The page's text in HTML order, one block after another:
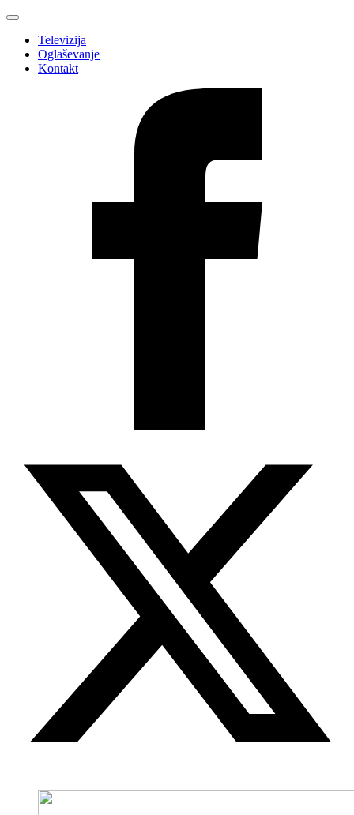
Televizija
Oglaševanje
Kontakt